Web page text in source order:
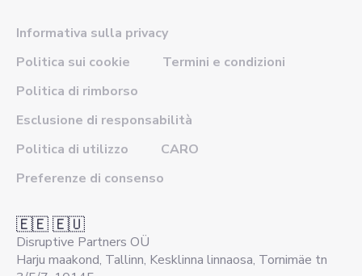
Informativa sulla privacy
Politica sui cookie
Termini e condizioni
Politica di rimborso
Esclusione di responsabilità
Politica di utilizzo
CARO
Preferenze di consenso
🇪🇪 🇪🇺
Disruptive Partners OÜ
Harju maakond, Tallinn, Kesklinna linnaosa, Tornimäe tn